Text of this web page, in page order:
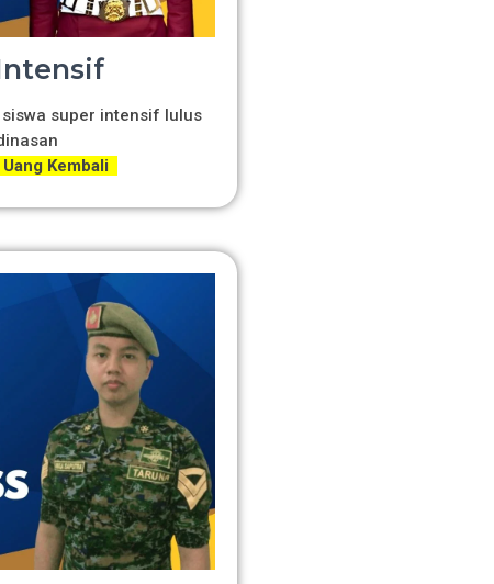
super intensif lulus
Kembali